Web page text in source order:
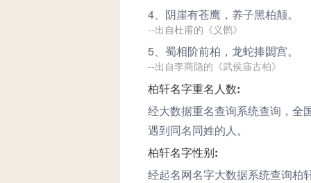
4、阴崖有苍鹰，养子黑柏颠。
--出自杜甫的《义鹘》
5、蜀相阶前柏 ，龙蛇捧閟宫。
--出自李商隐的《武侯庙古柏》
柏轩名字重名人数:
经大数据重名查询系统查询，全
遇到同名同姓的人。
柏轩名字性别:
经起名网名字大数据系统查询柏